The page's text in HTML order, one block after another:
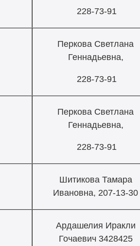
228-73-91
Перкова Светлана
Геннадьевна,
228-73-91
Перкова Светлана
Геннадьевна,
228-73-91
Шитикова Тамара
Ивановна, 207-13-30
Ардашелия Иракли
Гочаевич 3428425